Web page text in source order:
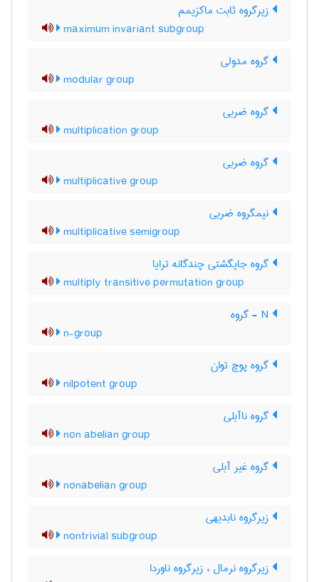
زیرگروه ثابت ماکزیمم
maximum invariant subgroup
گروه مدولی
modular group
گروه ضربی
multiplication group
گروه ضربی
multiplicative group
نیمگروه ضربی
multiplicative semigroup
گروه جایگشتی چندگانه ترایا
multiply transitive permutation group
n-group
گروه پوچ توان
nilpotent group
گروه ناآبلی
non abelian group
گروه غیر آبلی
nonabelian group
زیرگروه نابدیهی
nontrivial subgroup
زیرگروه نرمال ، زیرگروه ناوردا